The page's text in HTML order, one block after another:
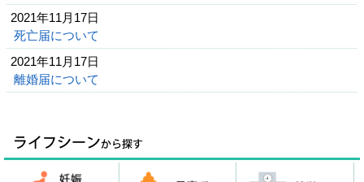
2021年11月17日
死亡届について
2021年11月17日
離婚届について